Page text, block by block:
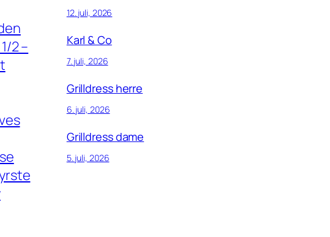
2 –
12. juli, 2026
Karl & Co
7. juli, 2026
Grilldress herre
6. juli, 2026
Grilldress dame
5. juli, 2026